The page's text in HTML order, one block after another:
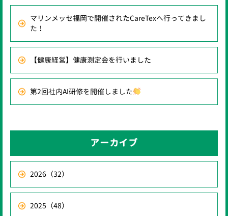
マリンメッセ福岡で開催されたCareTexへ行ってきまし
た！
【健康経営】健康測定会を行いました
第2回社内AI研修を開催しました
アーカイブ
2026 （32）
2025 （48）